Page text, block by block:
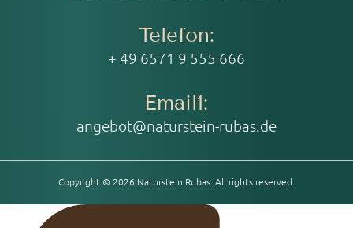
Telefon:
+ 49 6571 9 555 666
Email1:
angebot@naturstein-rubas.de
Copyright © 2026 Naturstein Rubas. All rights reserved.